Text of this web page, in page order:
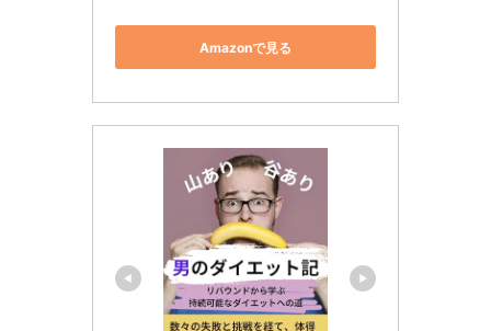
Amazonで見る